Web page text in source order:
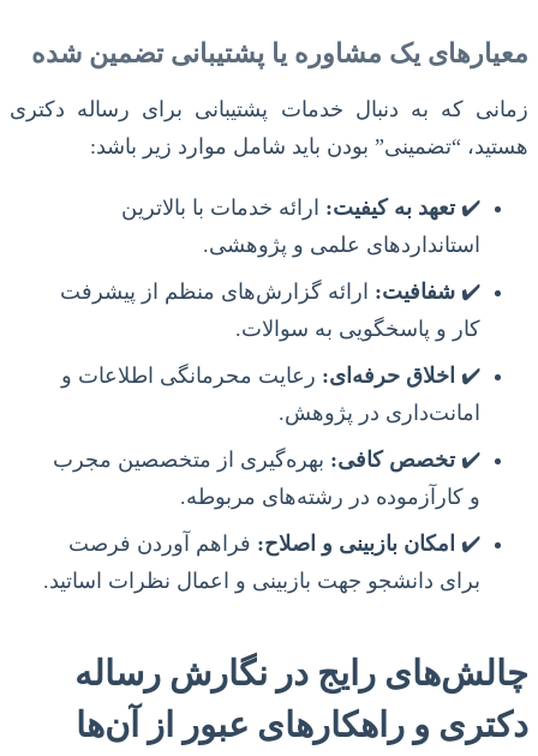
معیارهای یک مشاوره یا پشتیبانی تضمین شده
زمانی که به دنبال خدمات پشتیبانی برای رساله دکتری
هستید، “تضمینی” بودن باید شامل موارد زیر باشد:
✔️ تعهد به کیفیت: ارائه خدمات با بالاترین
استانداردهای علمی و پژوهشی.
✔️ شفافیت: ارائه گزارش‌های منظم از پیشرفت
کار و پاسخگویی به سوالات.
✔️ اخلاق حرفه‌ای: رعایت محرمانگی اطلاعات و
امانت‌داری در پژوهش.
✔️ تخصص کافی: بهره‌گیری از متخصصین مجرب
و کارآزموده در رشته‌های مربوطه.
✔️ امکان بازبینی و اصلاح: فراهم آوردن فرصت
برای دانشجو جهت بازبینی و اعمال نظرات اساتید.
چالش‌های رایج در نگارش رساله
دکتری و راهکارهای عبور از آن‌ها